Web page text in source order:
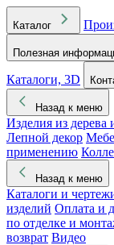
Каталог
Полезная
Каталоги, 3D
Назад к меню
Изделия из
Лепной декор
применению
Назад к меню
Каталоги и
изделий Оплата и
по отделке и
возврат Видео